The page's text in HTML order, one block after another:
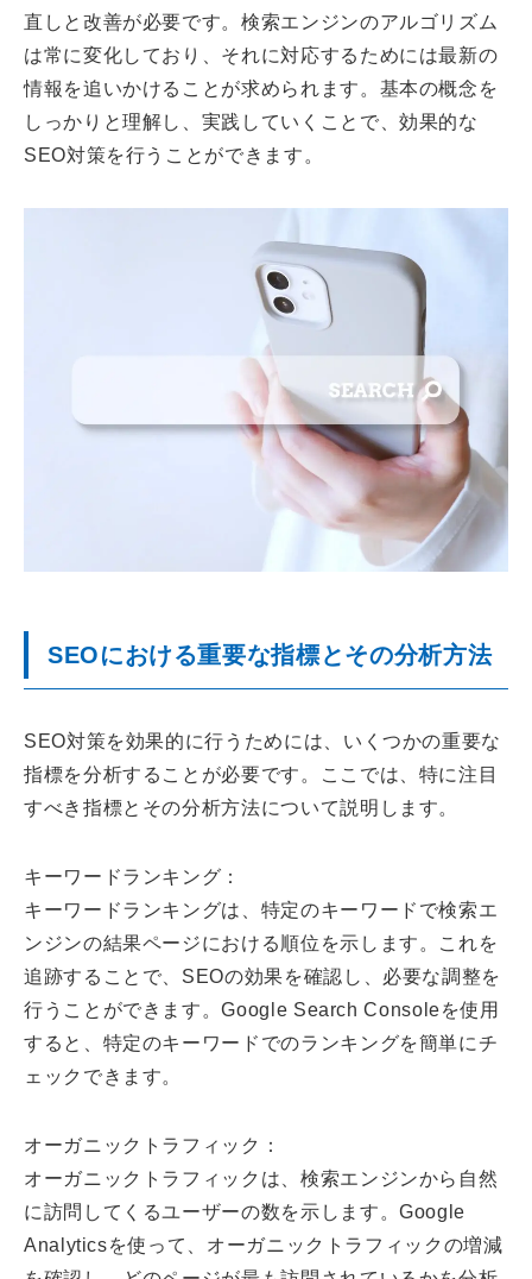
直しと改善が必要です。検索エンジンのアルゴリズム
は常に変化しており、それに対応するためには最新の
情報を追いかけることが求められます。基本の概念を
しっかりと理解し、実践していくことで、効果的な
SEO対策を行うことができます。
SEOにおける重要な指標とその分析方法
SEO対策を効果的に行うためには、いくつかの重要な
指標を分析することが必要です。ここでは、特に注目
すべき指標とその分析方法について説明します。
キーワードランキング：
キーワードランキングは、特定のキーワードで検索エ
ンジンの結果ページにおける順位を示します。これを
追跡することで、SEOの効果を確認し、必要な調整を
行うことができます。Google Search Consoleを使用
すると、特定のキーワードでのランキングを簡単にチ
ェックできます。
オーガニックトラフィック：
オーガニックトラフィックは、検索エンジンから自然
に訪問してくるユーザーの数を示します。Google
Analyticsを使って、オーガニックトラフィックの増減